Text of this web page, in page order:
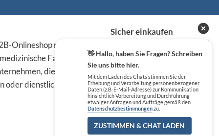
Onlineshop richten sich
Fachkreise,
die die
oder dienstlichen Tätigkeit
Sicher einkaufen
👋 Hallo, haben Sie Fragen? Schreiben
Sie uns bitte hier.
Mit dem Laden des Chats stimmen Sie der
Erhebung und Verarbeitung personenbezogener
Daten (z.B. E-Mail-Adresse) zur Kommunikation
hinsichtlich Vorbereitung und Durchführung
etwaiger Anfragen und Aufträge gemäß den
Datenschutzbestimmungenzu.
ZUSTIMMEN & CHAT LADEN